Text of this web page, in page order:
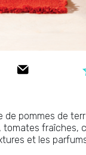
de pommes de
fraîches,
et les